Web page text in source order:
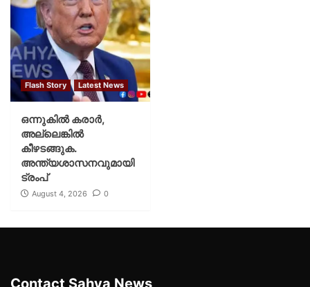
Flash Story Latest News
ഒന്നുകില്‍ കരാര്‍,
അല്ലെങ്കില്‍
കീഴടങ്ങുക.
അന്ത്യശാസനവുമായി
ട്രംപ്
August 4, 2026 0
Contact Sahya News